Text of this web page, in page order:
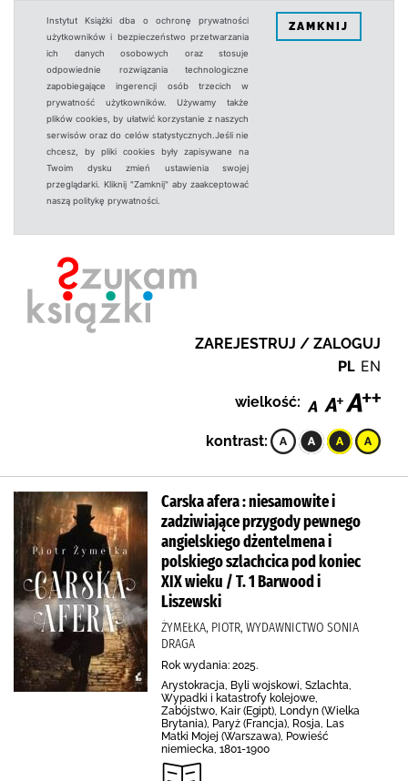
Instytut Książki dba o ochronę prywatności
użytkowników i bezpieczeństwo przetwarzania
ich danych osobowych oraz stosuje
odpowiednie rozwiązania technologiczne
zapobiegające ingerencji osób trzecich w
prywatność użytkowników. Używamy także
plików cookies, by ułatwić korzystanie z naszych
serwisów oraz do celów statystycznych.Jeśli nie
chcesz, by pliki cookies były zapisywane na
Twoim dysku zmień ustawienia swojej
przeglądarki. Kliknij "Zamknij" aby zaakceptować
naszą politykę prywatności.
ZAMKNIJ
ZAREJESTRUJ / ZALOGUJ
PL EN
wielkość:
kontrast:
Carska afera : niesamowite i
zadziwiające przygody pewnego
angielskiego dżentelmena i
polskiego szlachcica pod koniec
XIX wieku / T. 1 Barwood i
Liszewski
ŻYMEŁKA, PIOTR, WYDAWNICTWO SONIA
DRAGA
Rok wydania: 2025.
Arystokracja, Byli wojskowi, Szlachta,
Wypadki i katastrofy kolejowe,
Zabójstwo, Kair (Egipt), Londyn (Wielka
Brytania), Paryż (Francja), Rosja, Las
Matki Mojej (Warszawa), Powieść
niemiecka, 1801-1900